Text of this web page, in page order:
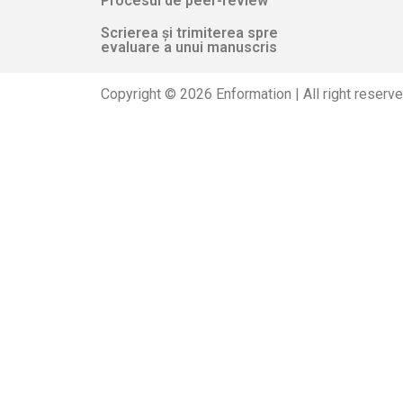
Scrierea și trimiterea spre
evaluare a unui manuscris
Copyright © 2026 Enformation | All right